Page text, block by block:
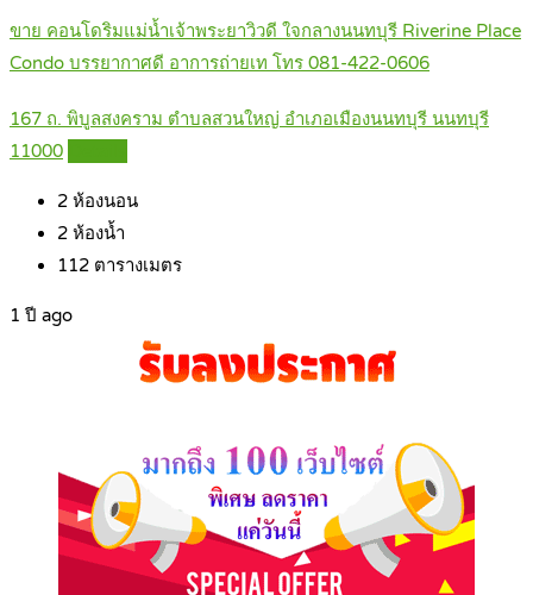
ขาย คอนโดริมแม่น้ำเจ้าพระยาวิวดี ใจกลางนนทบุรี Riverine Place
Condo บรรยากาศดี อาการถ่ายเท โทร 081-422-0606
167 ถ. พิบูลสงคราม ตำบลสวนใหญ่ อำเภอเมืองนนทบุรี นนทบุรี
11000
2 ห้องนอน
2 ห้องน้ำ
112 ตารางเมตร
1 ปี ago